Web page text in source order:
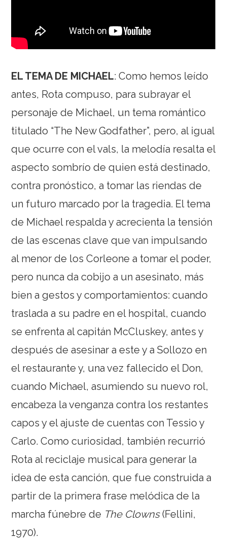
EL TEMA DE MICHAEL: Como hemos leído
antes, Rota compuso, para subrayar el
personaje de Michael, un tema romántico
titulado “The New Godfather”, pero, al igual
que ocurre con el vals, la melodía resalta el
aspecto sombrío de quien está destinado,
contra pronóstico, a tomar las riendas de
un futuro marcado por la tragedia. El tema
de Michael respalda y acrecienta la tensión
de las escenas clave que van impulsando
al menor de los Corleone a tomar el poder,
pero nunca da cobijo a un asesinato, más
bien a gestos y comportamientos: cuando
traslada a su padre en el hospital, cuando
se enfrenta al capitán McCluskey, antes y
después de asesinar a este y a Sollozo en
el restaurante y, una vez fallecido el Don,
cuando Michael, asumiendo su nuevo rol,
encabeza la venganza contra los restantes
capos y el ajuste de cuentas con Tessio y
Carlo. Como curiosidad, también recurrió
Rota al reciclaje musical para generar la
idea de esta canción, que fue construida a
partir de la primera frase melódica de la
marcha fúnebre de The Clowns(Fellini,
1970).